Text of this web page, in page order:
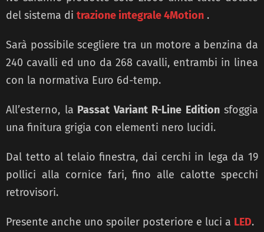
del sistema di trazione integrale 4Motion .
Sarà possibile scegliere tra un motore a benzina da
240 cavalli ed uno da 268 cavalli, entrambi in linea
con la normativa Euro 6d-temp.
All’esterno, la Passat Variant R-Line Editionsfoggia
una finitura grigia con elementi nero lucidi.
Dal tetto al telaio finestra, dai cerchi in lega da 19
pollici alla cornice fari, fino alle calotte specchi
retrovisori.
Presente anche uno spoiler posteriore e luci a LED.